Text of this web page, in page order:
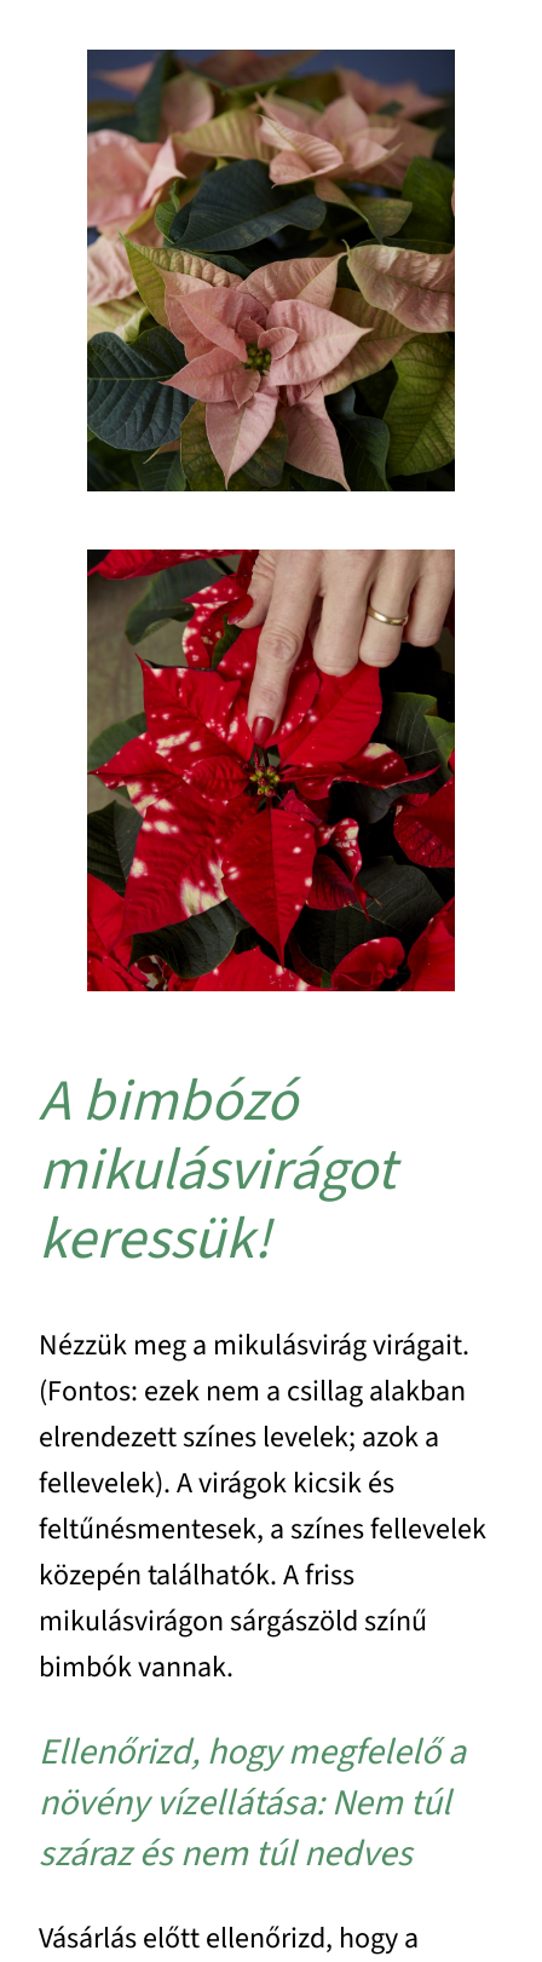
A bimbózó
mikulásvirágot
keressük!
Nézzük meg a mikulásvirág virágait.
(Fontos: ezek nem a csillag alakban
elrendezett színes levelek; azok a
fellevelek). A virágok kicsik és
feltűnésmentesek, a színes fellevelek
közepén találhatók. A friss
mikulásvirágon sárgászöld színű
bimbók vannak.
Ellenőrizd, hogy megfelelő a
növény vízellátása: Nem túl
száraz és nem túl nedves
Vásárlás előtt ellenőrizd, hogy a